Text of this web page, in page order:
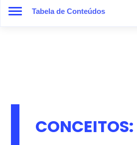
Tabela de Conteúdos
CONCEITOS: